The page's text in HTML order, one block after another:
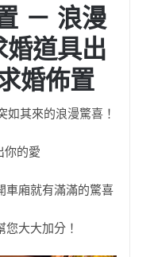
－ 浪漫
道具出
婚佈置
如其來的浪漫驚喜！
你的愛
車廂就有滿滿的驚喜
大大加分！